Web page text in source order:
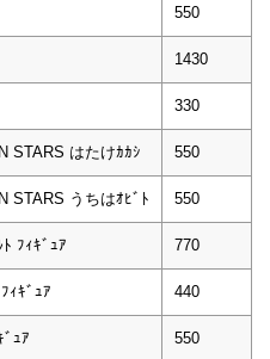
550
1430
330
STARS はたけｶｶｼ 550
STARS うちはｵﾋﾞﾄ 550
ﾌｨｷﾞｭｱ 770
ｨｷﾞｭｱ 440
ﾞｭｱ 550